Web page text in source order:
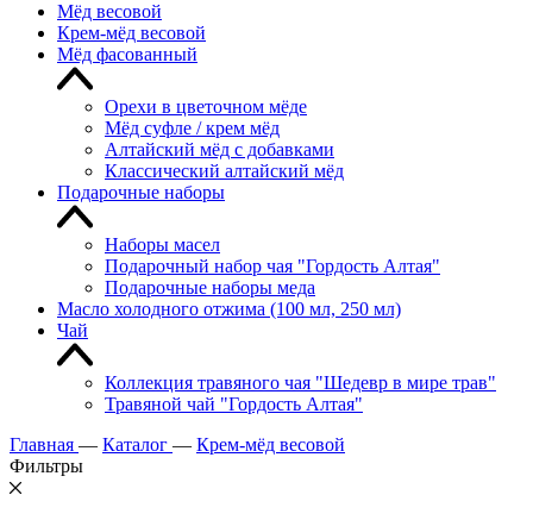
Мёд весовой
Крем-мёд весовой
Мёд фасованный
Орехи в цветочном мёде
Мёд суфле / крем мёд
Алтайский мёд с добавками
Классический алтайский мёд
Подарочные наборы
Наборы масел
Подарочный набор чая "Гордость Алтая"
Подарочные наборы меда
Масло холодного отжима (100 мл, 250 мл)
Чай
Коллекция травяного чая "Шедевр в мире трав"
Травяной чай "Гордость Алтая"
Главная — Каталог — Крем-мёд весовой
Фильтры